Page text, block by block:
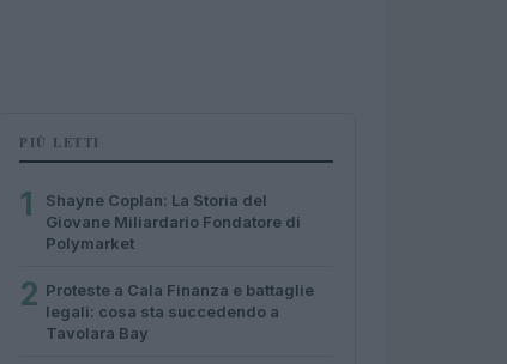
PIÙ LETTI
1
Shayne Coplan: La Storia del
Giovane Miliardario Fondatore di
Polymarket
2 Proteste a Cala Finanza e battaglie
legali: cosa sta succedendo a
Tavolara Bay